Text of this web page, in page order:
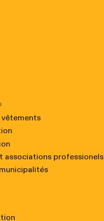
2025
associations professionels